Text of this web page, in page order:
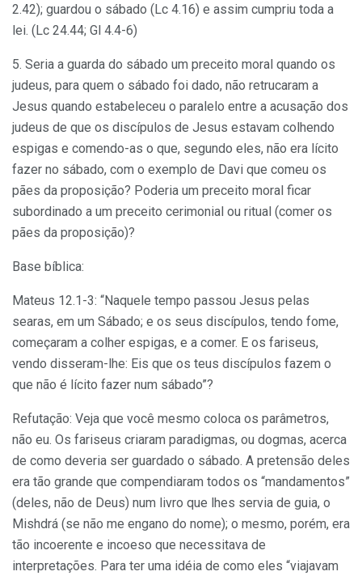
2.42); guardou o sábado (Lc 4.16) e assim cumpriu toda a
lei. (Lc 24.44; Gl 4.4-6)
5. Seria a guarda do sábado um preceito moral quando os
judeus, para quem o sábado foi dado, não retrucaram a
Jesus quando estabeleceu o paralelo entre a acusação dos
judeus de que os discípulos de Jesus estavam colhendo
espigas e comendo-as o que, segundo eles, não era lícito
fazer no sábado, com o exemplo de Davi que comeu os
pães da proposição? Poderia um preceito moral ficar
subordinado a um preceito cerimonial ou ritual (comer os
pães da proposição)?
Base bíblica:
Mateus 12.1-3: “Naquele tempo passou Jesus pelas
searas, em um Sábado; e os seus discípulos, tendo fome,
começaram a colher espigas, e a comer. E os fariseus,
vendo disseram-lhe: Eis que os teus discípulos fazem o
que não é lícito fazer num sábado”?
Refutação: Veja que você mesmo coloca os parâmetros,
não eu. Os fariseus criaram paradigmas, ou dogmas, acerca
de como deveria ser guardado o sábado. A pretensão deles
era tão grande que compendiaram todos os “mandamentos”
(deles, não de Deus) num livro que lhes servia de guia, o
Mishdrá (se não me engano do nome); o mesmo, porém, era
tão incoerente e incoeso que necessitava de
interpretações. Para ter uma idéia de como eles “viajavam